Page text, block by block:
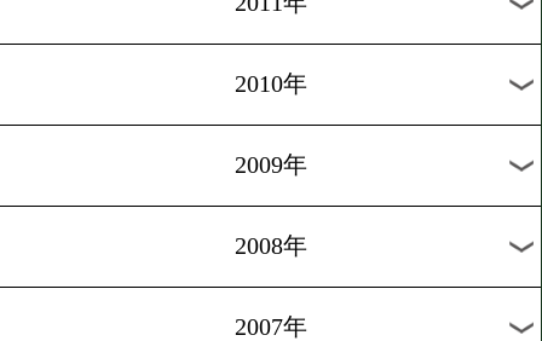
2020年
2018年
2017年